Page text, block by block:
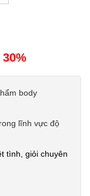
body
lĩnh vực độ
tình, giỏi chuyên